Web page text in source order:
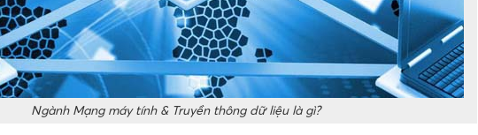
Ngành Mạng máy tính & Truyền thông dữ liệu là gì?